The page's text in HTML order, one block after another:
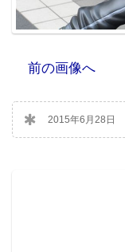
前の画像へ
2015年6月28日